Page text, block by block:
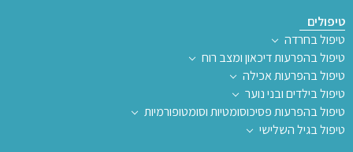
טיפולים
טיפול בחרדה
טיפול בהפרעות דיכאון ומצב רוח
טיפול בהפרעות אכילה
טיפול בילדים ובני נוער
טיפול בהפרעות פסיכוסומטיות וסומטופורמיות
טיפול בגיל השלישי